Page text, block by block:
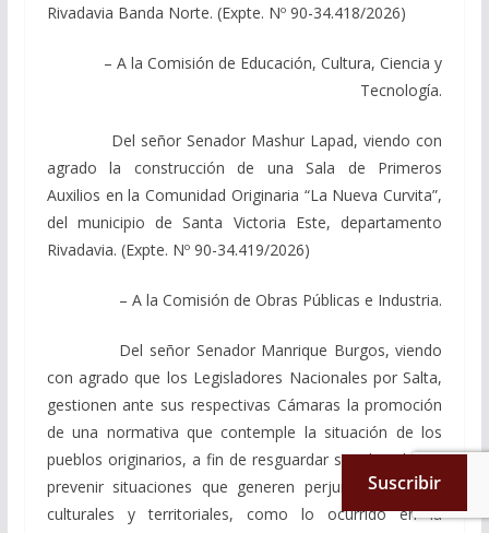
Rivadavia Banda Norte. (Expte. Nº 90-34.418/2026)
– A la Comisión de Educación, Cultura, Ciencia y
Tecnología.
Del señor Senador Mashur Lapad, viendo con
agrado la construcción de una Sala de Primeros
Auxilios en la Comunidad Originaria “La Nueva Curvita”,
del municipio de Santa Victoria Este, departamento
Rivadavia. (Expte. Nº 90-34.419/2026)
– A la Comisión de Obras Públicas e Industria.
Del señor Senador Manrique Burgos, viendo
con agrado que los Legisladores Nacionales por Salta,
gestionen ante sus respectivas Cámaras la promoción
de una normativa que contemple la situación de los
pueblos originarios, a fin de resguardar sus derechos y
prevenir situaciones que generen perjuicios sociales,
culturales y territoriales, como lo ocurrido en la
Suscribir